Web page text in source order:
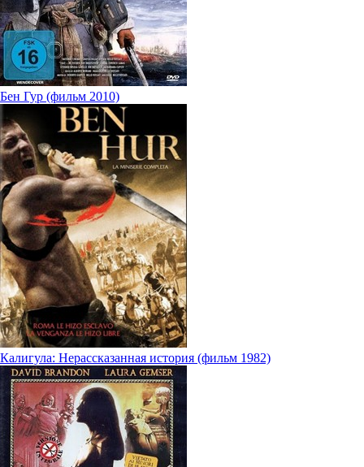
Бен Гур (фильм 2010)
Калигула: Нерассказанная история (фильм 1982)